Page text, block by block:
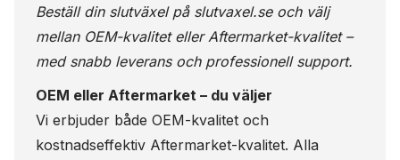
Beställ din slutväxel på slutvaxel.seoch välj
mellan OEM-kvalitet eller Aftermarket-kvalitet –
med snabb leverans och professionell support.
OEM eller Aftermarket – du väljer
Vi erbjuder både OEM-kvalitet och
kostnadseffektiv Aftermarket-kvalitet. Alla